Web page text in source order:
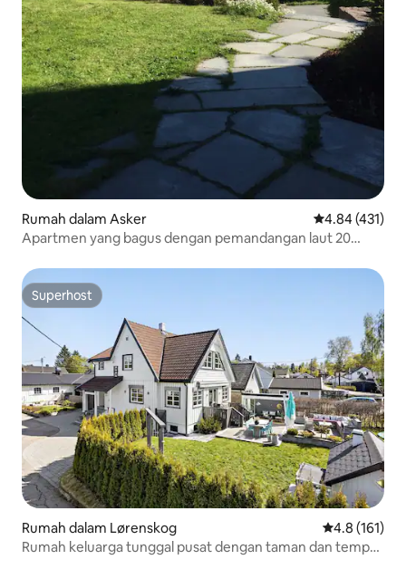
Rumah dalam Asker Penarafan
4.84 (431)
Apartmen yang bagus dengan pemandangan laut 20
Superhost
Superhost
Rumah dalam Lørenskog Penarafan
4.8 (161)
Rumah keluarga tunggal pusat dengan taman dan tempat